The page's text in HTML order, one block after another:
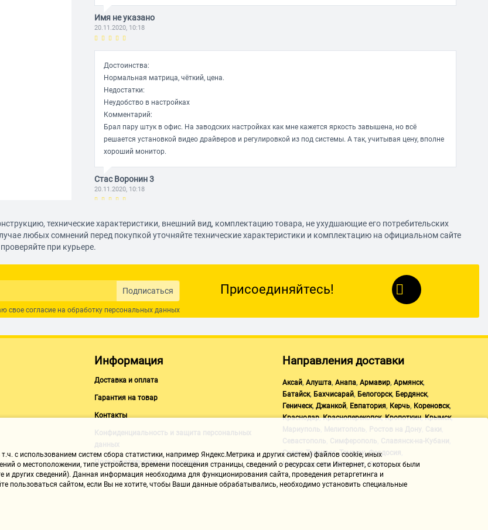
Имя не указано
20.11.2020, 10:18
Достоинства:
Нормальная матрица, чёткий, цена.
Недостатки:
Неудобство в настройках
Комментарий:
Брал пару штук в офис. На заводских настройках как мне кажется яркость завышена, но всё
решается установкой видео драйверов и регулировкой из под системы. А так, учитывая цену, вполне
хороший монитор.
Стас Воронин 3
20.11.2020, 10:18
Недостатки:
Цвета и контраст ужасные. Реально. Просто кислота. 10 из 10.Всё рябит, неприятно даже читать
Владимир И. 3
20.11.2020, 10:18
Покпзывает изображение.
Высокая подножка у подставки. Отсутствует регулировка яркости, на нем вообще нет кнопок, кроме
Моник для рабочих целей - справляется на ура. Эксель, ворд, браузер - белый цвет более менее
белый, яркость хорошая. По цветам можно пережить, ютуб посмотреть тоже можно. Для игр не
очень подходит, 75 гц не взял. Подключен к DP видеокарты через породистый шнур-переходник,
ничего не мерцает.
drum.drug.dark 8
20.11.2020, 10:18
технические характеристики, внешний вид, комплектацию товара, не ухудшающие его потребительских
любых сомнений перед покупкой уточняйте технические характеристики и комплектацию на официальном сайте
при курьере.
Подписаться
свое согласие на обработку персональных данных
Присоединяйтесь!
Информация
Доставка и оплата
Гарантия на товар
Контакты
Конфиденциальность и защита персональных
данных
Пользовательское соглашение
Направления доставки
Аксай, Алушта, Анапа, Армавир, Армянск,
Батайск, Бахчисарай, Белогорск, Бердянск,
Геническ, Джанкой, Евпатория, Керчь, Кореновск,
Краснодар,Красноперекопск,Кропоткин,Крымск,
Мариуполь Мелитополь Ростов на Дону Саки
Севастополь Симферополь Славянск-на-Кубани
Судак,Таганрог,Темрюк,Феодосия
Черноморское ,Щелкино,Ялта
с использованием систем сбора статистики, например Яндекс.Метрика и других систем) файлов cookie, иных
о местоположении, типе устройства, времени посещения страницы, сведений о ресурсах сети Интернет, с которых были
других сведений). Данная информация необходима для функционирования сайта, проведения ретаргетинга и
пользоваться сайтом, если Вы не хотите, чтобы Ваши данные обрабатывались, необходимо установить специальные